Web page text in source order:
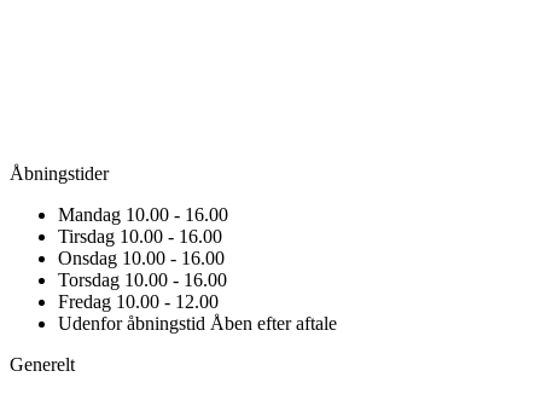
Åbningstider
Mandag 10.00 - 16.00
Tirsdag 10.00 - 16.00
Onsdag 10.00 - 16.00
Torsdag 10.00 - 16.00
Fredag 10.00 - 12.00
Udenfor åbningstid Åben efter aftale
Generelt